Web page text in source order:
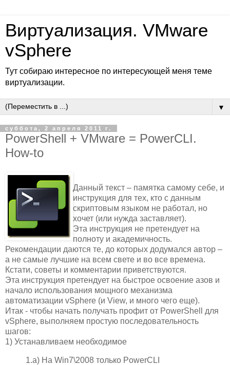
Виртуализация. VMware
vSphere
Тут собираю интересное по интересующей меня теме
виртуализации.
▼
суббота, 2 апреля 2011 г.
PowerShell + VMware = PowerCLI.
How-to
Данный текст – памятка самому себе, и
инструкция для тех, кто с данным
скриптовым языком не работал, но
хочет (или нужда заставляет).
Эта инструкция не претендует на
полноту и академичность.
Рекомендации даются те, до которых додумался автор –
а не самые лучшие на всем свете и во все времена.
Кстати, советы и комментарии приветствуются.
Эта инструкция претендует на быстрое освоение азов и
начало использования мощного механизма
автоматизации vSphere (и View, и много чего еще).
Итак - чтобы начать получать профит от PowerShell для
vSphere, выполняем простую последовательность
шагов:
1) Устанавливаем необходимое
1.а) На Win7\2008 только PowerCLI